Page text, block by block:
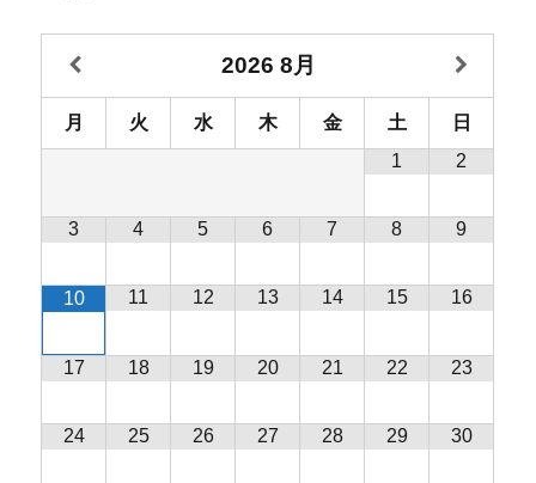
2026 8月
月 火 水 木 金 土
日
1
2
3 4 5 6 7 8 9
10 11 12 13 14 15 16
17 18 19 20 21 22 23
24 25 26 27 28 29 30